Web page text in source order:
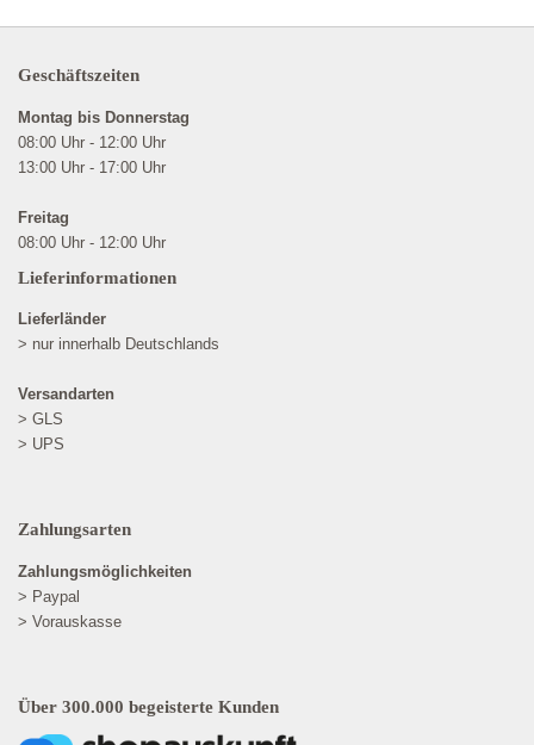
Geschäftszeiten
Montag bis Donnerstag
08:00 Uhr - 12:00 Uhr
13:00 Uhr - 17:00 Uhr
Freitag
08:00 Uhr - 12:00 Uhr
Lieferinformationen
Lieferländer
> nur innerhalb Deutschlands
Versandarten
> GLS
> UPS
Zahlungsarten
Zahlungsmöglichkeiten
> Paypal
> Vorauskasse
Über 300.000 begeisterte Kunden